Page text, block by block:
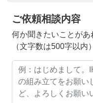
ご依頼相談内容
何か聞きたいことが
（文字数は500字以内）